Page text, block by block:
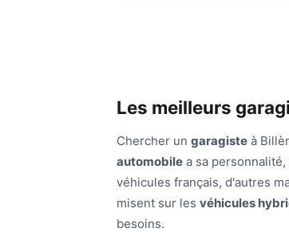
Les meilleurs
Chercher un garagiste à
automobile a sa
véhicules français, d'autres
misent sur les véhicules
besoins.